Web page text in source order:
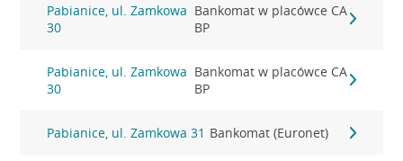
Pabianice, ul. Zamkowa
30
Bankomat w placówce CA
BP
Pabianice, ul. Zamkowa
30
Bankomat w placówce CA
BP
Pabianice, ul. Zamkowa 31 Bankomat (Euronet)